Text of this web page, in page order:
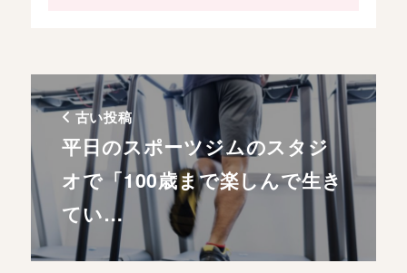
古い投稿
平日のスポーツジムのスタジ
オで「100歳まで楽しんで生き
てい…